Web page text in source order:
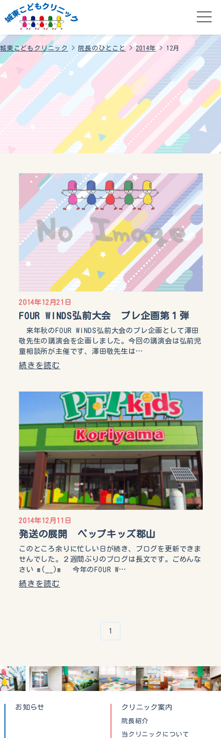
城東こどもクリニック > 院長のひとこと>2014年 > 12月
2014年12月21日
FOUR WINDS弘前大会 プレ企画第１弾
来年秋のFOUR WINDS弘前大会のプレ企画として澤田
敬先生の講演会を企画しました。今回の講演会は弘前児
童相談所が主催です、澤田敬先生は…
続きを読む
2014年12月11日
発送の展開 ペップキッズ郡山
このところ余りに忙しい日が続き、ブログを更新できま
せんでした。２週間ぶりのブログは長文です。ごめんな
さい m(__)m 今年のFOUR W…
続きを読む
1
お知らせ クリニック案内
院長紹介
当クリニックについて